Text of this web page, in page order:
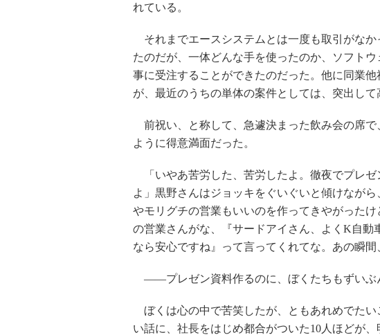
れている。
それまでエースシステムとは一度も取引がな
たのだが、一体どんな手を使ったのか、ソフト
事に受注することができたのだった。他に同業
が、最近のうちの単体の案件としては、突出して
前祝い、と称して、急遽決まった飲み会の席
ように得意満面だった。
「いやあ苦労した、苦労したよ。徹夜でプレ
よ」黒野さんはジョッキをぐいぐいと傾けなが
やモリグチの営業もいいのを作ってきやがった
の営業さんがな、『サードアイさん、よくK自動
なら安心ですね』って言ってくれてな。あの瞬間
――プレゼン資料作るのに、ぼくたちもずいぶ
ぼくは心の中で苦笑したが、ともあれめでた
い話に、社長をはじめ都合がついた10人ほどが